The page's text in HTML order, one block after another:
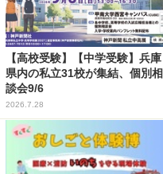
【高校受験】【中学受験】兵庫
県内の私立31校が集結、個別相
談会9/6
2026.7.28